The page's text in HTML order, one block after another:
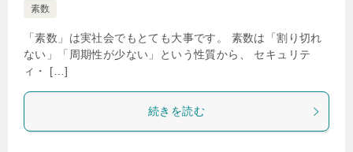
素数
「素数」は実社会でもとても大事です。 素数は「割り切れ
ない」「周期性が少ない」という性質から、 セキュリテ
ィ・ […]
続きを読む